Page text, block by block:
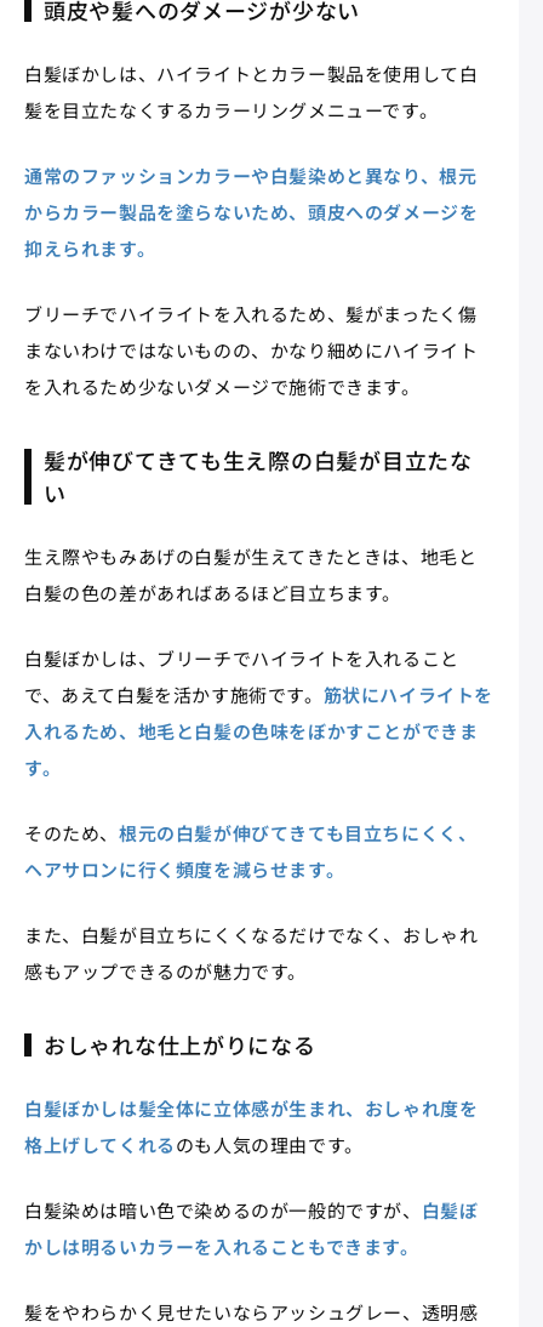
頭皮や髪へのダメージが少ない
白髪ぼかしは、ハイライトとカラー製品を使用して白
髪を目立たなくするカラーリングメニューです。
通常のファッションカラーや白髪染めと異なり、根元
からカラー製品を塗らないため、頭皮へのダメージを
抑えられます。
ブリーチでハイライトを入れるため、髪がまったく傷
まないわけではないものの、かなり細めにハイライト
を入れるため少ないダメージで施術できます。
髪が伸びてきても生え際の白髪が目立たな
い
生え際やもみあげの白髪が生えてきたときは、地毛と
白髪の色の差があればあるほど目立ちます。
白髪ぼかしは、ブリーチでハイライトを入れること
で、あえて白髪を活かす施術です。 筋状にハイライトを
入れるため、地毛と白髪の色味をぼかすことができま
す。
そのため、 根元の白髪が伸びてきても目立ちにくく、
ヘアサロンに行く頻度を減らせます。
また、白髪が目立ちにくくなるだけでなく、おしゃれ
感もアップできるのが魅力です。
おしゃれな仕上がりになる
白髪ぼかしは髪全体に立体感が生まれ、おしゃれ度を
格上げしてくれるのも人気の理由です。
白髪染めは暗い色で染めるのが一般的ですが、
白髪ぼ
かしは明るいカラーを入れることもできます。
髪をやわらかく見せたいならアッシュグレー、透明感